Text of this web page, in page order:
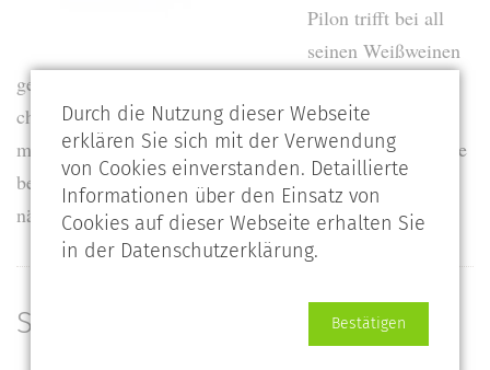
Pilon trifft bei all
seinen Weißweinen
genau den Punkt, damit ihre Fruchtaromen vollreif,
charaktervoll und frisch sind, dabei jedoch auch ein
mineralisch gestütztes Rückgrat mit feiner, straffer Säure
besitzen und dem gewissen Etwas, das Lust auf den
nächsten Schluck macht.
Steinig und kühl
Durch die Nutzung dieser Webseite
erklären Sie sich mit der Verwendung
von Cookies einverstanden. Detaillierte
Informationen über den Einsatz von
Cookies auf dieser Webseite erhalten Sie
in der Datenschutzerklärung.
Bestätigen